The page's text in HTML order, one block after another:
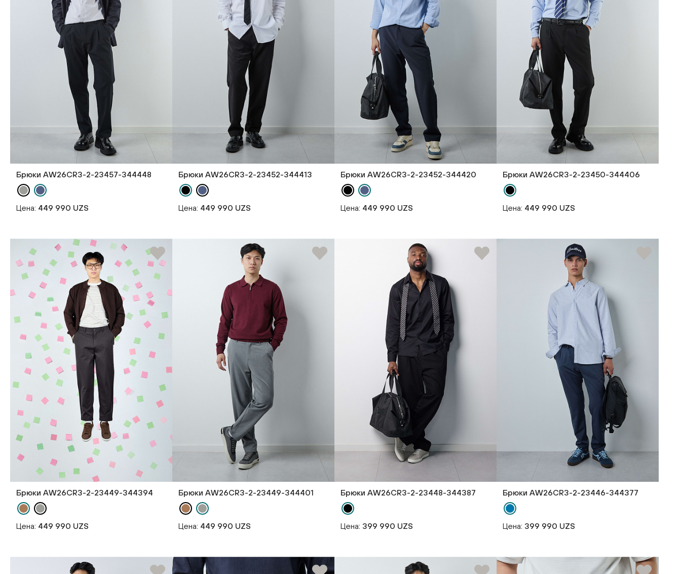
Брюки AW26CR3-2-23457-344448
Цена: 449 990 UZS
Брюки AW26CR3-2-23452-344413
Цена: 449 990 UZS
Брюки AW26CR3-2-23452-344420
Цена: 449 990 UZS
Брюки AW26CR3-2-23450-344406
Цена: 449 990 UZS
Брюки AW26CR3-2-23449-344394
Цена: 449 990 UZS
Брюки AW26CR3-2-23449-344401
Цена: 449 990 UZS
Брюки AW26CR3-2-23448-344387
Цена: 399 990 UZS
Брюки AW26CR3-2-23446-344377
Цена: 399 990 UZS